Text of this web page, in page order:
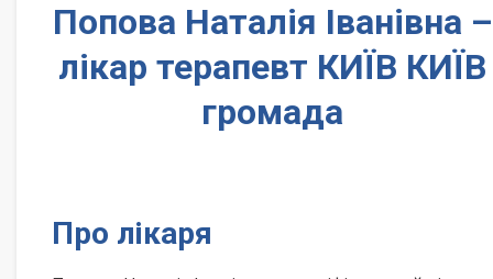
Попова Наталія Іванівна –
лікар терапевт КИЇВ КИЇВ
громада
Про лікаря